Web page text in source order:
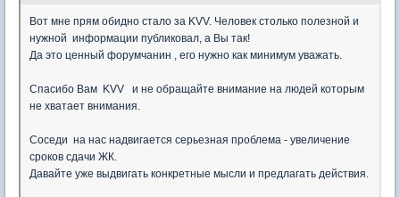
Вот мне прям обидно стало за KVV. Человек столько полезной и
нужной информации публиковал, а Вы так!
Да это ценный форумчанин , его нужно как минимум уважать.
Спасибо Вам KVV и не обращайте внимание на людей которым
не хватает внимания.
Соседи на нас надвигается серьезная проблема - увеличение
сроков сдачи ЖК.
Давайте уже выдвигать конкретные мысли и предлагать действия.